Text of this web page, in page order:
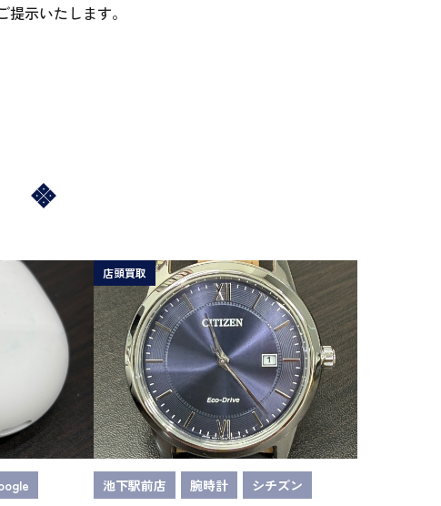
示いたします。
店頭買取
池下駅前店 腕時計 シチズン